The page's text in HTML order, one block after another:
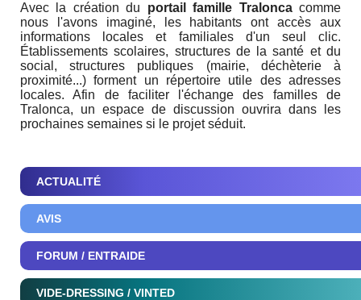
Avec la création du portail famille Traloncacomme
nous l'avons imaginé, les habitants ont accès aux
informations locales et familiales d'un seul clic.
Établissements scolaires, structures de la santé et du
social, structures publiques (mairie, déchèterie à
proximité...) forment un répertoire utile des adresses
locales. Afin de faciliter l'échange des familles de
Tralonca, un espace de discussion ouvrira dans les
prochaines semaines si le projet séduit.
ACTUALITÉ
AVIS
FORUM / ENTRAIDE
VIDE-DRESSING / VINTED